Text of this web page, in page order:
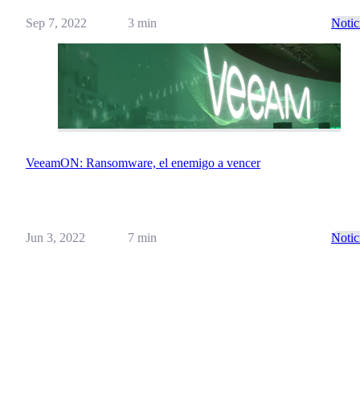
Sep 7, 2022 3 min
VeeamON: Ransomware, el enemigo a vencer
Jun 3, 2022 7 min